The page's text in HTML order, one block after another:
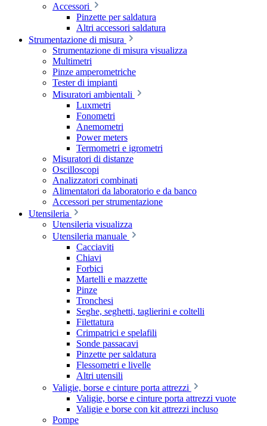
Accessori
Pinzette per saldatura
Altri accessori saldatura
Strumentazione di misura
Strumentazione di misura visualizza
Multimetri
Pinze amperometriche
Tester di impianti
Misuratori ambientali
Luxmetri
Fonometri
Anemometri
Power meters
Termometri e igrometri
Misuratori di distanze
Oscilloscopi
Analizzatori combinati
Alimentatori da laboratorio e da banco
Accessori per strumentazione
Utensileria
Utensileria visualizza
Utensileria manuale
Cacciaviti
Chiavi
Forbici
Martelli e mazzette
Pinze
Tronchesi
Seghe, seghetti, taglierini e coltelli
Filettatura
Crimpatrici e spelafili
Sonde passacavi
Pinzette per saldatura
Flessometri e livelle
Altri utensili
Valigie, borse e cinture porta attrezzi
Valigie, borse e cinture porta attrezzi vuote
Valigie e borse con kit attrezzi incluso
Pompe